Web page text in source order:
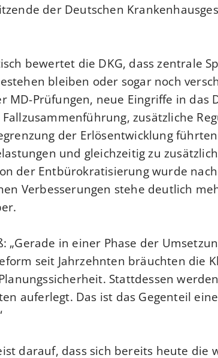
der Deutschen
bewertet die DKG, dass zentrale
bleiben oder sogar noch
MD-Prüfungen, neue Eingriffe in das
zusätzliche
der Erlösentwicklung
und gleichzeitig zu
der Entbürokratisierung wurde
Verbesserungen stehe deutlich
„Gerade in einer Phase der
seit Jahrzehnten bräuchten die
Stattdessen
auferlegt. Das ist das Gegenteil
darauf, dass sich bereits heute die